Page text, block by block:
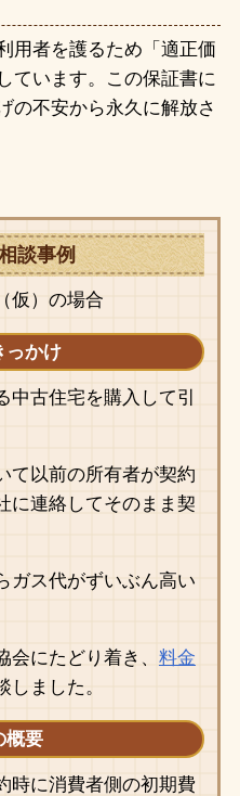
用者を護るため「適正価
ています。この保証書に
の不安から永久に解放さ
談事例
仮）の場合
っかけ
古住宅を購入して引
て以前の所有者が契約
に連絡してそのまま契
ガス代がずいぶん高い
にたどり着き、 料金
しました。
概要
時に消費者側の初期費